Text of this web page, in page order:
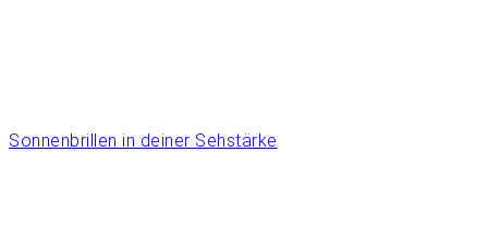
Sonnenbrillen in deiner Sehstärke